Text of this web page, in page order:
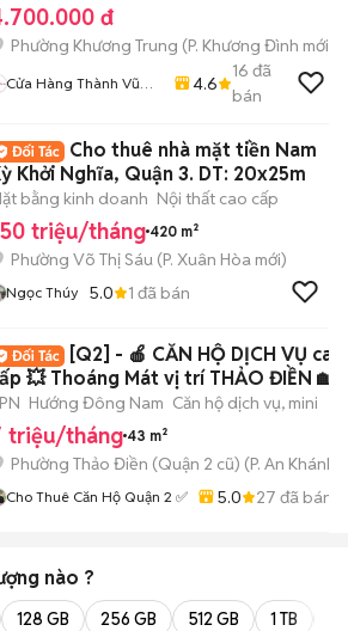
đ
Phường Khương Trung (P. Khương Đình mới)
Cửa Hàng Thành Vũ
4.6
16 đã
bán
Cho thuê nhà mặt tiền Nam
Khởi Nghĩa, Quận 3. DT: 20x25m
bằng kinh doanh Nội thất cao cấp
triệu/tháng 420 m²
Phường Võ Thị Sáu (P. Xuân Hòa mới)
Ngọc Thúy 5.0 1 đã bán
[Q2] - 🍎 CĂN HỘ DỊCH VỤ cao
💥 Thoáng Mát vị trí THẢO ĐIỀN
Hướng Đông Nam Căn hộ dịch vụ, mini
triệu/tháng 43 m²
Phường Thảo Điền (Quận 2 cũ) (P. An Khánh
Cho Thuê Căn Hộ Quận 2 ✅ 5.0 27 đã bán
nào ?
128 GB 256 GB 512 GB 1 TB